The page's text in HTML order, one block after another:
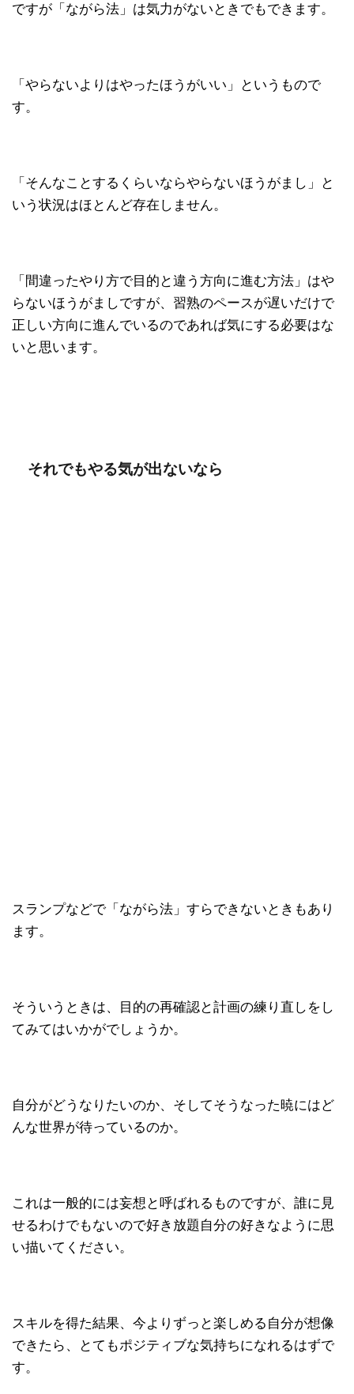
ですが「ながら法」は気力がないときでもできます。
「やらないよりはやったほうがいい」というもので
す。
「そんなことするくらいならやらないほうがまし」と
いう状況はほとんど存在しません。
「間違ったやり方で目的と違う方向に進む方法」はや
らないほうがましですが、習熟のペースが遅いだけで
正しい方向に進んでいるのであれば気にする必要はな
いと思います。
それでもやる気が出ないなら
スランプなどで「ながら法」すらできないときもあり
ます。
そういうときは、目的の再確認と計画の練り直しをし
てみてはいかがでしょうか。
自分がどうなりたいのか、そしてそうなった暁にはど
んな世界が待っているのか。
これは一般的には妄想と呼ばれるものですが、誰に見
せるわけでもないので好き放題自分の好きなように思
い描いてください。
スキルを得た結果、今よりずっと楽しめる自分が想像
できたら、とてもポジティブな気持ちになれるはずで
す。